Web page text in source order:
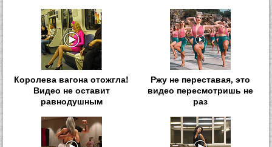
Королева вагона отожгла!
Видео не оставит
равнодушным
Ржу не переставая, это
видео пересмотришь не
раз